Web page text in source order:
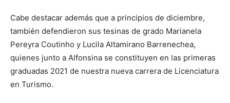
Cabe destacar además que a principios de diciembre,
también defendieron sus tesinas de grado Marianela
Pereyra Coutinho y Lucila Altamirano Barrenechea,
quienes junto a Alfonsina se constituyen en las primeras
graduadas 2021 de nuestra nueva carrera de Licenciatura
en Turismo.